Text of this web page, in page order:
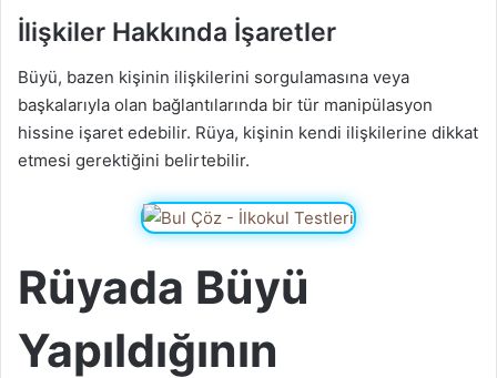
İlişkiler Hakkında İşaretler
Büyü, bazen kişinin ilişkilerini sorgulamasına veya
başkalarıyla olan bağlantılarında bir tür manipülasyon
hissine işaret edebilir. Rüya, kişinin kendi ilişkilerine dikkat
etmesi gerektiğini belirtebilir.
Rüyada Büyü
Yapıldığının